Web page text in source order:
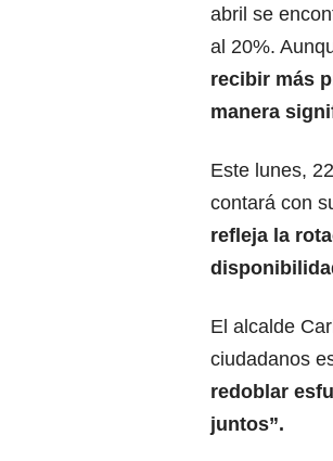
abril se
al 20%.
recibir más
manera
Este lunes,
contará con
refleja la
El alcalde
ciudadanos
redoblar
juntos”.